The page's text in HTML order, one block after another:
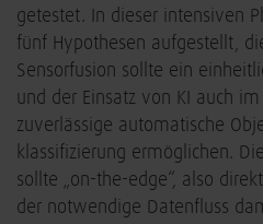
getestet. In dieser intensiven
fünf Hypothesen aufgestellt,
Sensorfusion sollte ein
und der Einsatz von KI auch
zuverlässige automatische
klassifizierung ermöglichen.
sollte „on-the-edge“, also
der notwendige Datenfluss